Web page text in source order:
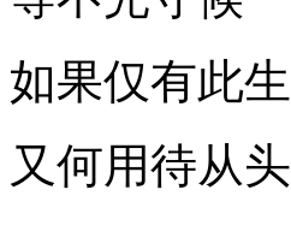
如果仅有此生
又何用待从头